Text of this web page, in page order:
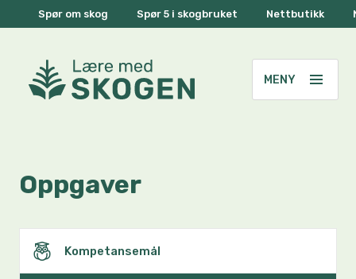
Spør om skog Spør 5 i skogbruket Nettbutikk
Oppgaver
Kompetansemål